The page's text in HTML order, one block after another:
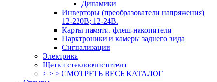
Динамики
Инверторы (преобразователи напряжения)
12-220В; 12-24В.
Карты памяти, флеш-накопители
Парктроники и камеры заднего вида
Сигнализации
Электрика
Щетки стеклоочистителя
> > > СМОТРЕТЬ ВЕСЬ КАТАЛОГ